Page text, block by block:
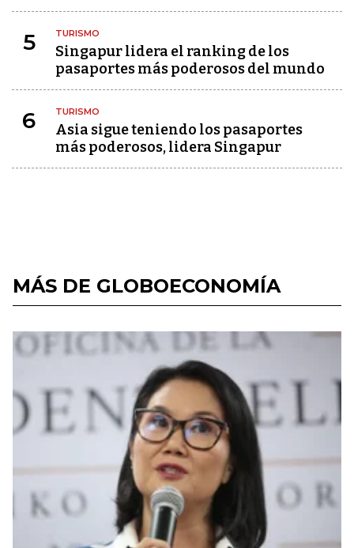
5 TURISMO
Singapur lidera el ranking de los
pasaportes más poderosos del mundo
6 TURISMO
Asia sigue teniendo los pasaportes
más poderosos, lidera Singapur
MÁS DE GLOBOECONOMÍA